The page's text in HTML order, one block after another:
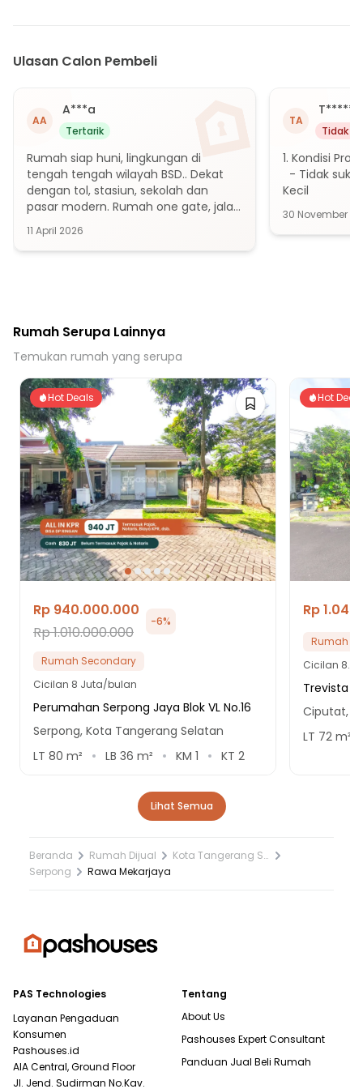
15 menit ke Terminal Nebeng
20 menit ke Gerbang Tol Pondok Ranji
20 menit ke Stasiun Pondok Ranji
20 menit ke Stasiun Sudimara
25 menit ke Stasiun Serpong
Ulasan Calon Pembeli
AA
A***a
Tertarik
Rumah siap huni, lingkungan di
tengah tengah wilayah BSD.. Dekat
dengan tol, stasiun, sekolah dan
pasar modern. Rumah one gate, jalan
lebar
Concern buyer hanya direnov rumah
11 April 2026
TA
Tidak
1. Kondisi
- Tidak suka
Kecil
30 November
Rumah Serupa Lainnya
Temukan rumah yang serupa
Hot Deals
Rp 940.000.000
Rp 1.010.000.000
-6%
Rumah Secondary
Cicilan 8 Juta/bulan
Perumahan Serpong Jaya Blok VL No.16
Serpong, Kota Tangerang Selatan
LT 80 m² LB 36 m² KM 1 KT 2
Hot Deals
Rp
Rumah
Cicilan 8.9
Trevista
Ciputat,
LT 72m²
Lihat Semua
Beranda Rumah Dijual
Kota Tangerang Selatan
Serpong
Rawa Mekarjaya
PAS Technologies
Layanan Pengaduan
Konsumen
Pashouses.id
AIA Central, Ground Floor
Jl. Jend. Sudirman No.Kav.
Tentang
About Us
Pashouses Expert Consultant
Panduan Jual Beli Rumah